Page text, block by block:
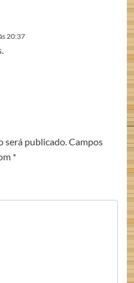
20:37
será publicado. Campos
*